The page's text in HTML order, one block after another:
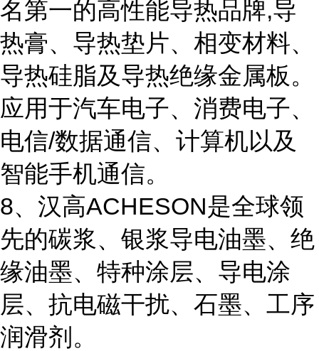
名第一的高性能导热品牌,导
热膏、导热垫片、相变材料、
导热硅脂及导热绝缘金属板。
应用于汽车电子、消费电子、
电信/数据通信、计算机以及
智能手机通信。
8、汉高ACHESON是全球领
先的碳浆、银浆导电油墨、绝
缘油墨、特种涂层、导电涂
层、抗电磁干扰、石墨、工序
润滑剂。